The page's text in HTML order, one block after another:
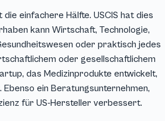
die einfachere Hälfte. USCIS hat dies
kann Wirtschaft, Technologie,
oder praktisch jedes
oder gesellschaftlichem
das Medizinprodukte entwickelt,
ein Beratungsunternehmen,
für US-Hersteller verbessert.